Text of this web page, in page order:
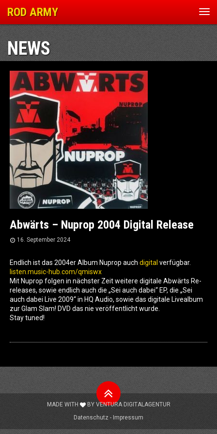
ROD ARMY
NEWS
Abwärts – Nuprop 2004 Digital Release
16. September 2024
Endlich ist das 2004er Album Nuprop auch digital verfügbar.
listen.music-hub.com/qmiswx
Mit Nuprop folgen in nächster Zeit weitere digitale Abwärts Re-
releases, sowie endlich auch die „Sei auch dabei“ EP, die „Sei
auch dabei Live 2009“ in HQ Audio, sowie das digitale Livealbum
zur Glam Slam! DVD das nie veröffentlicht wurde.
Stay tuned!
Nach
oben
MADE WITH BY VENTURA DIGITALAGENTUR
Datenschutz
Impressum